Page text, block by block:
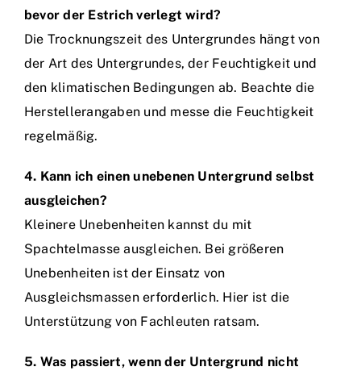
bevor der Estrich verlegt wird?
Die Trocknungszeit des Untergrundes hängt von
der Art des Untergrundes, der Feuchtigkeit und
den klimatischen Bedingungen ab. Beachte die
Herstellerangaben und messe die Feuchtigkeit
regelmäßig.
4. Kann ich einen unebenen Untergrund selbst
ausgleichen?
Kleinere Unebenheiten kannst du mit
Spachtelmasse ausgleichen. Bei größeren
Unebenheiten ist der Einsatz von
Ausgleichsmassen erforderlich. Hier ist die
Unterstützung von Fachleuten ratsam.
5. Was passiert, wenn der Untergrund nicht